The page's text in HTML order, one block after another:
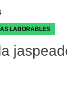
LABORABLES